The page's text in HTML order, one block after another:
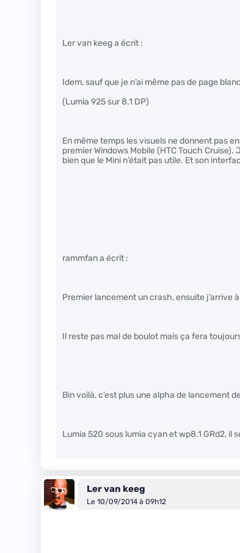
Ler van keeg a écrit :
Idem, sauf que je n’ai même pas de page
(Lumia 925 sur 8.1 DP)
En même temps les visuels ne donnent pas
premier Windows Mobile (HTC Touch
bien que le Mini n’était pas utile. Et son
rammfan a écrit :
Premier lancement un crash, ensuite j’arrive
Il reste pas mal de boulot mais ça fera
Bin voilà, c’est plus une alpha de lancement
Lumia 520 sous lumia cyan et wp8.1 GRd2, il
Ler van keeg
Le 10/09/2014 à 09h12